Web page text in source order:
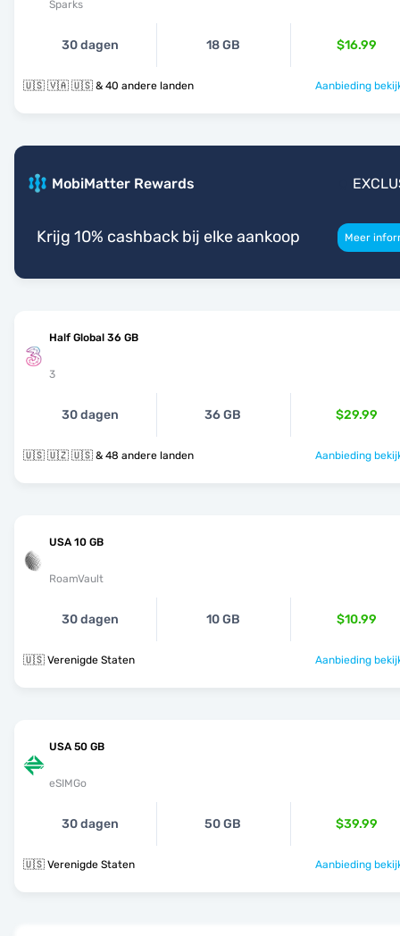
Sparks
30 dagen 18 GB $16.99
🇺🇸 🇻🇦 🇺🇸 & 40 andere landen Aanbieding
MobiMatter Rewards
Krijg 10% cashback bij elke aankoop Meer
Half Global 36 GB
3
30 dagen 36 GB $29.99
🇺🇸 🇺🇿 🇺🇸 & 48 andere landen Aanbieding
USA 10 GB
RoamVault
30 dagen 10 GB $10.99
🇺🇸 Verenigde Staten Aanbieding
USA 50 GB
eSIMGo
30 dagen 50 GB $39.99
🇺🇸 Verenigde Staten Aanbieding